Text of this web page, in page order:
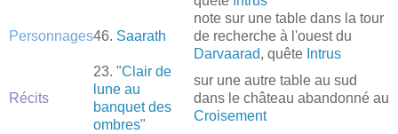
Personnages46. Saarath
note sur une table dans la tour
de recherche à l'ouest du
Darvaarad, quête Intrus
Récits
23. "Clair de
lune au
banquet des
ombres"
sur une autre table au sud
dans le château abandonné au
Croisement